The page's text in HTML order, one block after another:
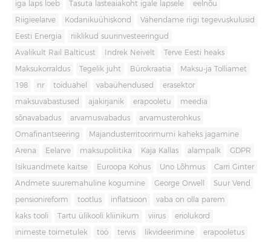
iga laps loeb Tasuta lasteaiakoht igale lapsele eelnõu
Riigieelarve Kodanikuühiskond Vähendame riigi tegevuskulusid
Eesti Energia riiklikud suurinvesteeringud
Avalikult Rail Balticust Indrek Neivelt Terve Eesti heaks
Maksukorraldus Tegelik juht Bürokraatia Maksu-ja Tolliamet
198 nr toiduahel vabaühendused erasektor
maksuvabastused ajakirjanik erapooletu meedia
sõnavabadus arvamusvabadus arvamusterohkus
Omafinantseering Majandusterritoorimumi kaheks jagamine
Arena Eelarve maksupoliitika Kaja Kallas alampalk GDPR
Isikuandmete kaitse Euroopa Kohus Uno Lõhmus Carri Ginter
Andmete suuremahuline kogumine George Orwell Suur Vend
pensionireform tootlus inflatsioon vaba on olla parem
kaks tooli Tartu ülikooli kliinikum viirus eriolukord
inimeste toimetulek töö tervis likvideerimine erapooletus